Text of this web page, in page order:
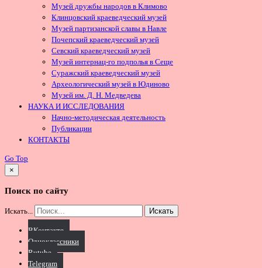
Музей дружбы народов в Климово
Клинцовский краеведческий музей
Музей партизанской славы в Навле
Почепский краеведческий музей
Севский краеведческий музей
Музей интернац-го подполья в Сеще
Суражский краеведческий музей
Археологический музей в Юдиново
Музей им. Д. Н. Медведева
НАУКА И ИССЛЕДОВАНИЯ
Начно-методическая деятельность
Публикации
КОНТАКТЫ
Go Top
×
Поиск по сайту
Искать... Искать
ВКонтакте
Одноклассники
Rutube
Telegram